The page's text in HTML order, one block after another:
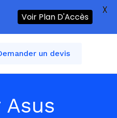
un devis
Voir Plan D'Accès
X